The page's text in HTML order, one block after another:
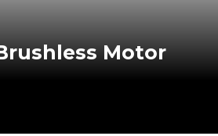
Motor